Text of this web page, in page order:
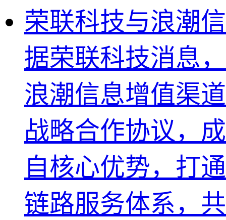
荣联科技与浪潮
据荣联科技消息
浪潮信息增值渠
战略合作协议，
自核心优势，打
链路服务体系，